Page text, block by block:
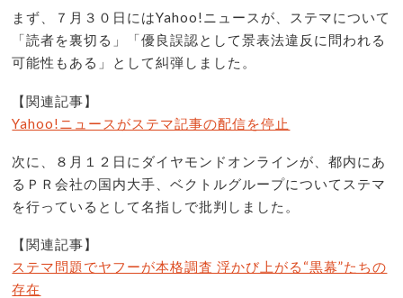
まず、７月３０日にはYahoo!ニュースが、ステマについて
「読者を裏切る」「優良誤認として景表法違反に問われる
可能性もある」として糾弾しました。
【関連記事】
Yahoo!ニュースがステマ記事の配信を停止
次に、８月１２日にダイヤモンドオンラインが、都内にあ
るＰＲ会社の国内大手、ベクトルグループについてステマ
を行っているとして名指しで批判しました。
【関連記事】
ステマ問題でヤフーが本格調査 浮かび上がる“黒幕”たちの
存在